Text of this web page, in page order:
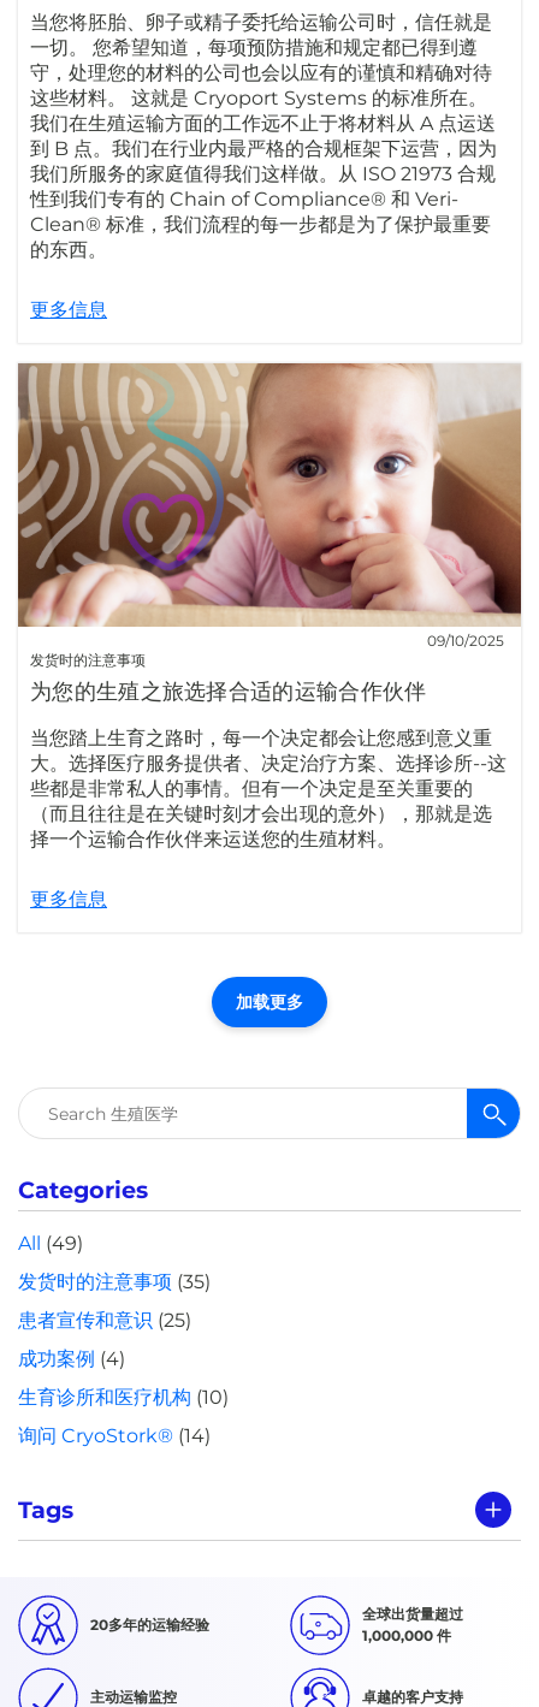
当您将胚胎、卵子或精子委托给运输公司时，信任就是
一切。 您希望知道，每项预防措施和规定都已得到遵
守，处理您的材料的公司也会以应有的谨慎和精确对待
这些材料。 这就是 Cryoport Systems 的标准所在。
我们在生殖运输方面的工作远不止于将材料从 A 点运送
到 B 点。我们在行业内最严格的合规框架下运营，因为
我们所服务的家庭值得我们这样做。从 ISO 21973 合规
性到我们专有的 Chain of Compliance® 和 Veri-
Clean® 标准，我们流程的每一步都是为了保护最重要
的东西。
更多信息
发货时的注意事项
09/10/2025
为您的生殖之旅选择合适的运输合作伙伴
当您踏上生育之路时，每一个决定都会让您感到意义重
大。选择医疗服务提供者、决定治疗方案、选择诊所--这
些都是非常私人的事情。但有一个决定是至关重要的
（而且往往是在关键时刻才会出现的意外），那就是选
择一个运输合作伙伴来运送您的生殖材料。
更多信息
加载更多
搜
索：
Categories
All (49)
发货时的注意事项 (35)
患者宣传和意识 (25)
成功案例 (4)
生育诊所和医疗机构 (10)
询问 CryoStork® (14)
Tags
20多年的运输经验
全球出货量超过
1,000,000 件
主动运输监控 卓越的客户支持